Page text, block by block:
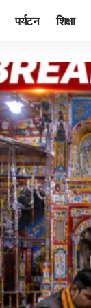
पर्यटन शिक्षा